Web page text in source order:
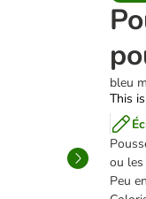
bleu
This
ou les
Peu